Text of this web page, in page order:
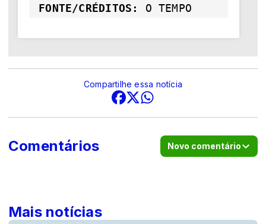
FONTE/CRÉDITOS: O TEMPO
Compartilhe essa notícia
Comentários Novo comentário
Mais notícias